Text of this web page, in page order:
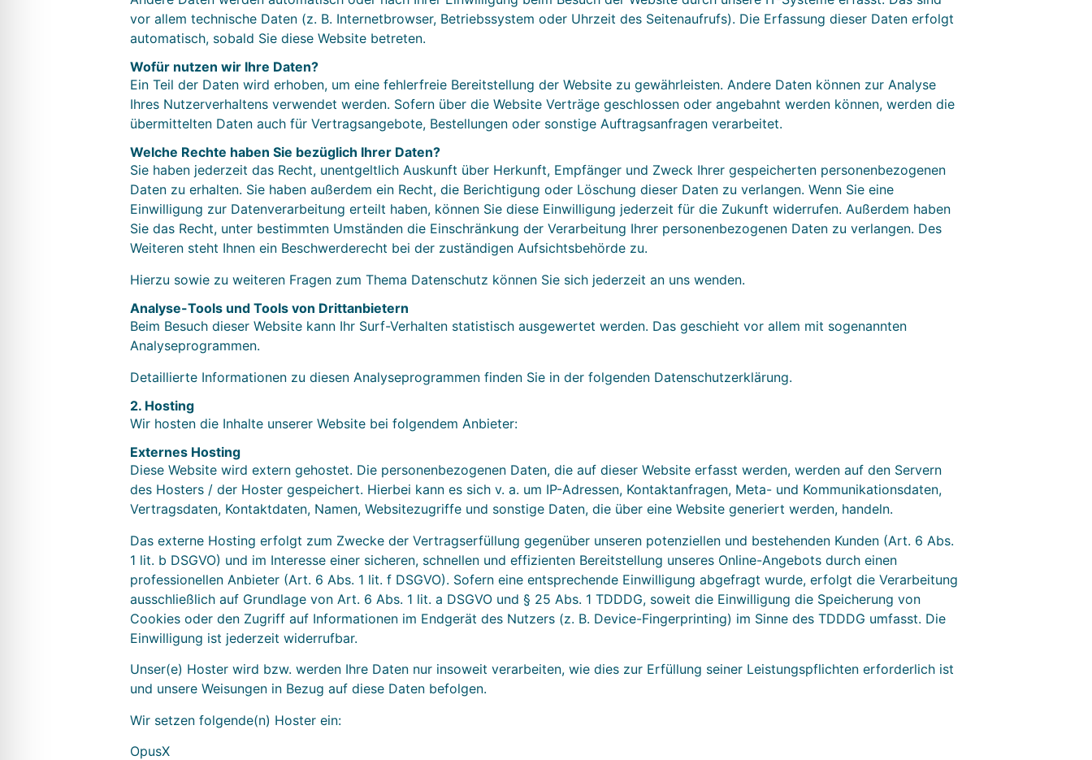
vor allem technische Daten (z. B. Internetbrowser, Betriebssystem oder Uhrzeit des Seitenaufrufs). Die Erfassung dieser Daten erfolgt
automatisch, sobald Sie diese Website betreten.
Wofür nutzen wir Ihre Daten?
Ein Teil der Daten wird erhoben, um eine fehlerfreie Bereitstellung der Website zu gewährleisten. Andere Daten können zur Analyse
Ihres Nutzerverhaltens verwendet werden. Sofern über die Website Verträge geschlossen oder angebahnt werden können, werden die
übermittelten Daten auch für Vertragsangebote, Bestellungen oder sonstige Auftragsanfragen verarbeitet.
Welche Rechte haben Sie bezüglich Ihrer Daten?
Sie haben jederzeit das Recht, unentgeltlich Auskunft über Herkunft, Empfänger und Zweck Ihrer gespeicherten personenbezogenen
Daten zu erhalten. Sie haben außerdem ein Recht, die Berichtigung oder Löschung dieser Daten zu verlangen. Wenn Sie eine
Einwilligung zur Datenverarbeitung erteilt haben, können Sie diese Einwilligung jederzeit für die Zukunft widerrufen. Außerdem haben
Sie das Recht, unter bestimmten Umständen die Einschränkung der Verarbeitung Ihrer personenbezogenen Daten zu verlangen. Des
Weiteren steht Ihnen ein Beschwerderecht bei der zuständigen Aufsichtsbehörde zu.
Hierzu sowie zu weiteren Fragen zum Thema Datenschutz können Sie sich jederzeit an uns wenden.
Analyse-Tools und Tools von Dritt­anbietern
Beim Besuch dieser Website kann Ihr Surf-Verhalten statistisch ausgewertet werden. Das geschieht vor allem mit sogenannten
Analyseprogrammen.
Detaillierte Informationen zu diesen Analyseprogrammen finden Sie in der folgenden Datenschutzerklärung.
2. Hosting
Wir hosten die Inhalte unserer Website bei folgendem Anbieter:
Externes Hosting
Diese Website wird extern gehostet. Die personenbezogenen Daten, die auf dieser Website erfasst werden, werden auf den Servern
des Hosters / der Hoster gespeichert. Hierbei kann es sich v. a. um IP-Adressen, Kontaktanfragen, Meta- und Kommunikationsdaten,
Vertragsdaten, Kontaktdaten, Namen, Websitezugriffe und sonstige Daten, die über eine Website generiert werden, handeln.
Das externe Hosting erfolgt zum Zwecke der Vertragserfüllung gegenüber unseren potenziellen und bestehenden Kunden (Art. 6 Abs.
1 lit. b DSGVO) und im Interesse einer sicheren, schnellen und effizienten Bereitstellung unseres Online-Angebots durch einen
professionellen Anbieter (Art. 6 Abs. 1 lit. f DSGVO). Sofern eine entsprechende Einwilligung abgefragt wurde, erfolgt die Verarbeitung
ausschließlich auf Grundlage von Art. 6 Abs. 1 lit. a DSGVO und § 25 Abs. 1 TDDDG, soweit die Einwilligung die Speicherung von
Cookies oder den Zugriff auf Informationen im Endgerät des Nutzers (z. B. Device-Fingerprinting) im Sinne des TDDDG umfasst. Die
Einwilligung ist jederzeit widerrufbar.
Unser(e) Hoster wird bzw. werden Ihre Daten nur insoweit verarbeiten, wie dies zur Erfüllung seiner Leistungspflichten erforderlich ist
und unsere Weisungen in Bezug auf diese Daten befolgen.
Wir setzen folgende(n) Hoster ein:
OpusX